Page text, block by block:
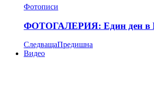
Фотописи
ФОТОГАЛЕРИЯ: Един ден в
СледващаПредишна
Видео